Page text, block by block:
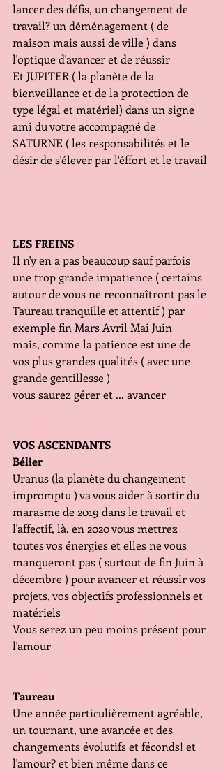
lancer des défis, un changement de
travail? un déménagement ( de
maison mais aussi de ville ) dans
l'optique d'avancer et de réussir
Et JUPITER ( la planète de la
bienveillance et de la protection de
type légal et matériel) dans un signe
ami du votre accompagné de
SATURNE ( les responsabilités et le
désir de s'élever par l'éffort et le travail
LES FREINS
Il n'y en a pas beaucoup sauf parfois
une trop grande impatience ( certains
autour de vous ne reconnaîtront pas le
Taureau tranquille et attentif ) par
exemple fin Mars Avril Mai Juin
mais, comme la patience est une de
vos plus grandes qualités ( avec une
grande gentillesse )
vous saurez gérer et ... avancer
VOS ASCENDANTS
Bélier
Uranus (la planète du changement
impromptu ) va vous aider à sortir du
marasme de 2019 dans le travail et
l'affectif, là, en 2020 vous mettrez
toutes vos énergies et elles ne vous
manqueront pas ( surtout de fin Juin à
décembre ) pour avancer et réussir vos
projets, vos objectifs professionnels et
matériels
Vous serez un peu moins présent pour
l'amour
Taureau
Une année particulièrement agréable,
un tournant, une avancée et des
changements évolutifs et féconds! et
l'amour? et bien même dans ce